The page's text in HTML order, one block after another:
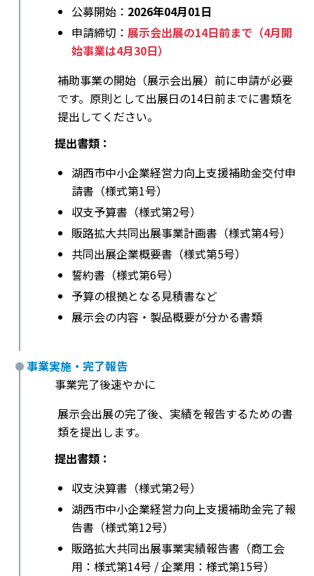
公募開始： 2026年04月01日
申請締切： 展示会出展の14日前まで（4月開
始事業は4月30日）
補助事業の開始（展示会出展）前に申請が必要
です。原則として出展日の14日前までに書類を
提出してください。
提出書類：
湖西市中小企業経営力向上支援補助金交付申
請書（様式第1号）
収支予算書（様式第2号）
販路拡大共同出展事業計画書（様式第4号）
共同出展企業概要書（様式第5号）
誓約書（様式第6号）
予算の根拠となる見積書など
展示会の内容・製品概要が分かる書類
事業実施・完了報告
事業完了後速やかに
展示会出展の完了後、実績を報告するための書
類を提出します。
提出書類：
収支決算書（様式第2号）
湖西市中小企業経営力向上支援補助金完了報
告書（様式第12号）
販路拡大共同出展事業実績報告書（商工会
用：様式第14号 / 企業用：様式第15号）